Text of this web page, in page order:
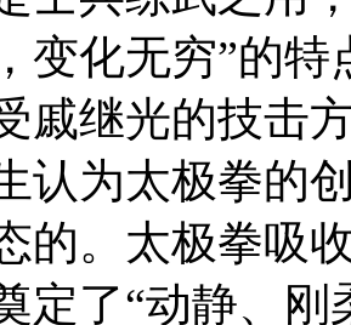
变化无穷”的
戚继光的技击
认为太极拳的
的。太极拳吸
定了“动静、刚